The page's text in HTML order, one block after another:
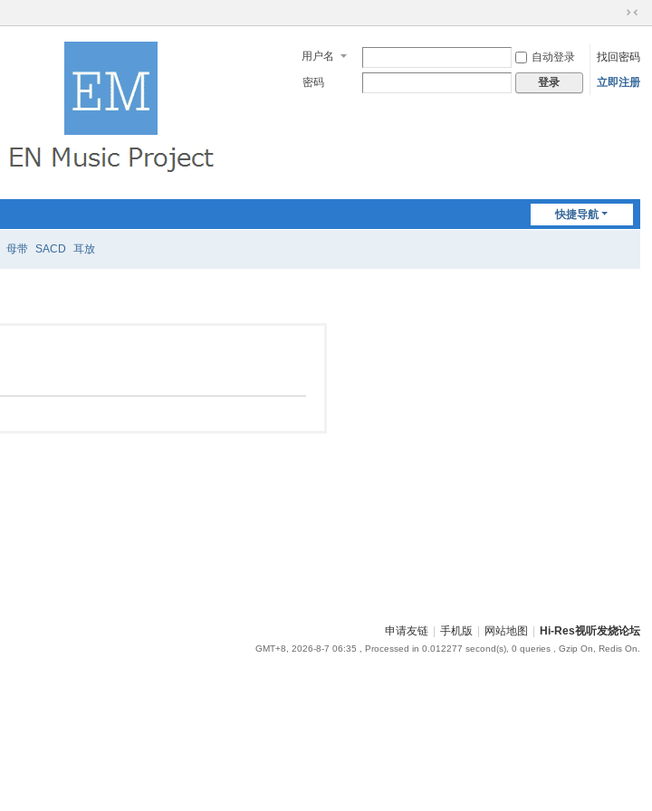
切
到
窄
用户名 自动登录
找回密码
密码
登录 立即注册
快捷导航
母带 SACD 耳放
申请友链 手机版 网站地图 Hi-Res视听发烧论坛
GMT+8, 2026-8-7 06:35 , Processed in 0.012277 second(s), 0 queries , Gzip On, Redis On.